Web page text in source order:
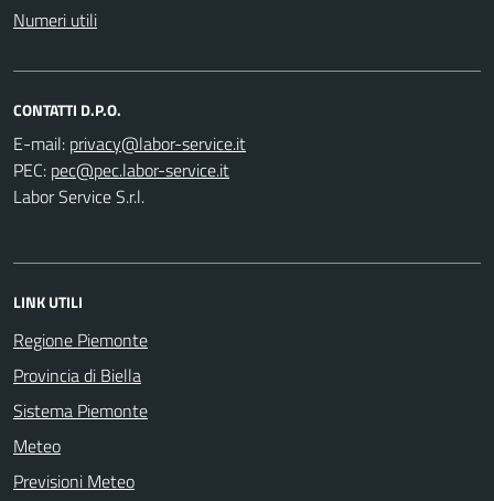
Numeri utili
CONTATTI D.P.O.
E-mail:
PEC:
Labor Service S.r.l.
LINK UTILI
Regione Piemonte
Provincia di Biella
Sistema Piemonte
Meteo
Previsioni Meteo